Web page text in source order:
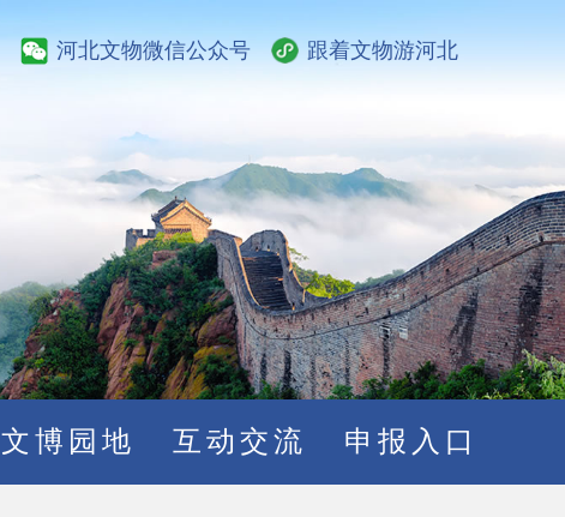
河北文物微信公众号 跟着文物游河北
文博园地 互动交流 申报入口